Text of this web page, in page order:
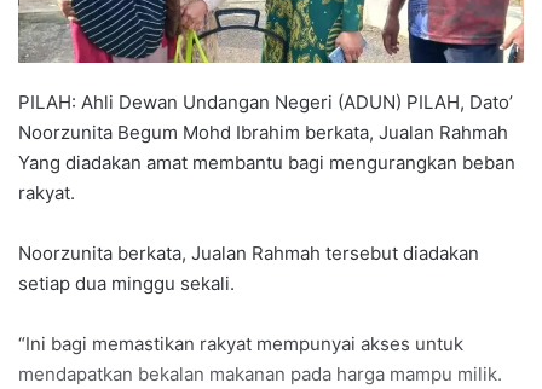
PILAH: Ahli Dewan Undangan Negeri (ADUN) PILAH, Dato’
Noorzunita Begum Mohd Ibrahim berkata, Jualan Rahmah
Yang diadakan amat membantu bagi mengurangkan beban
rakyat.
Noorzunita berkata, Jualan Rahmah tersebut diadakan
setiap dua minggu sekali.
“Ini bagi memastikan rakyat mempunyai akses untuk
mendapatkan bekalan makanan pada harga mampu milik.